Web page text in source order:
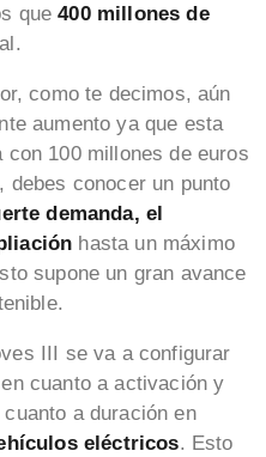
que400 millones de
como te decimos, aún
aumento ya que esta
con 100 millones de euros
debes conocer un punto
demanda, el
hasta un máximo
supone un gran avance
III se va a configurar
cuanto a activación y
a duración en
eléctricos. Esto